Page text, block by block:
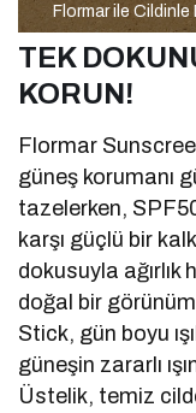
Flormar ile
TEK
KORUN!
Flormar
güneş korumanı
tazelerken,
karşı güçlü bir
dokusuyla
doğal bir
Stick, gün boyu
güneşin zararlı
Üstelik, temiz